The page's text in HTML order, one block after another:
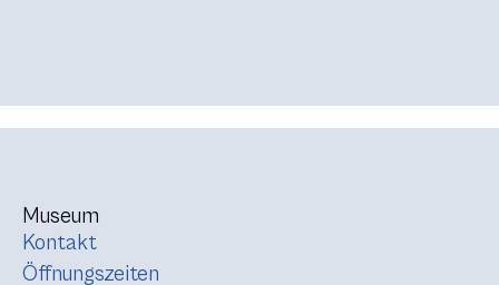
Museum
Kontakt
Öffnungszeiten